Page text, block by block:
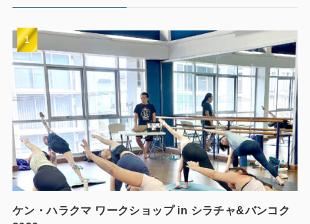
ケン・ハラクマ ワークショップ in シラチャ&バンコク